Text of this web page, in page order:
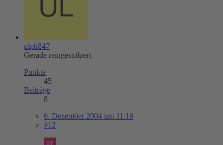
ulpk847
Gerade reingestolpert
Punkte
45
Beiträge
8
6. Dezember 2004 um 11:16
#12